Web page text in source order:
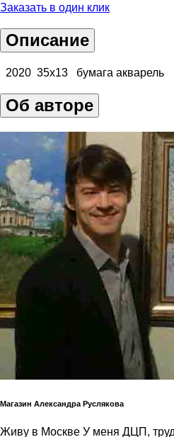
Заказать в один клик
Описание
2020 35х13 бумага акварель
Об авторе
Магазин Александра Руслякова
Живу в Москве У меня ДЦП,